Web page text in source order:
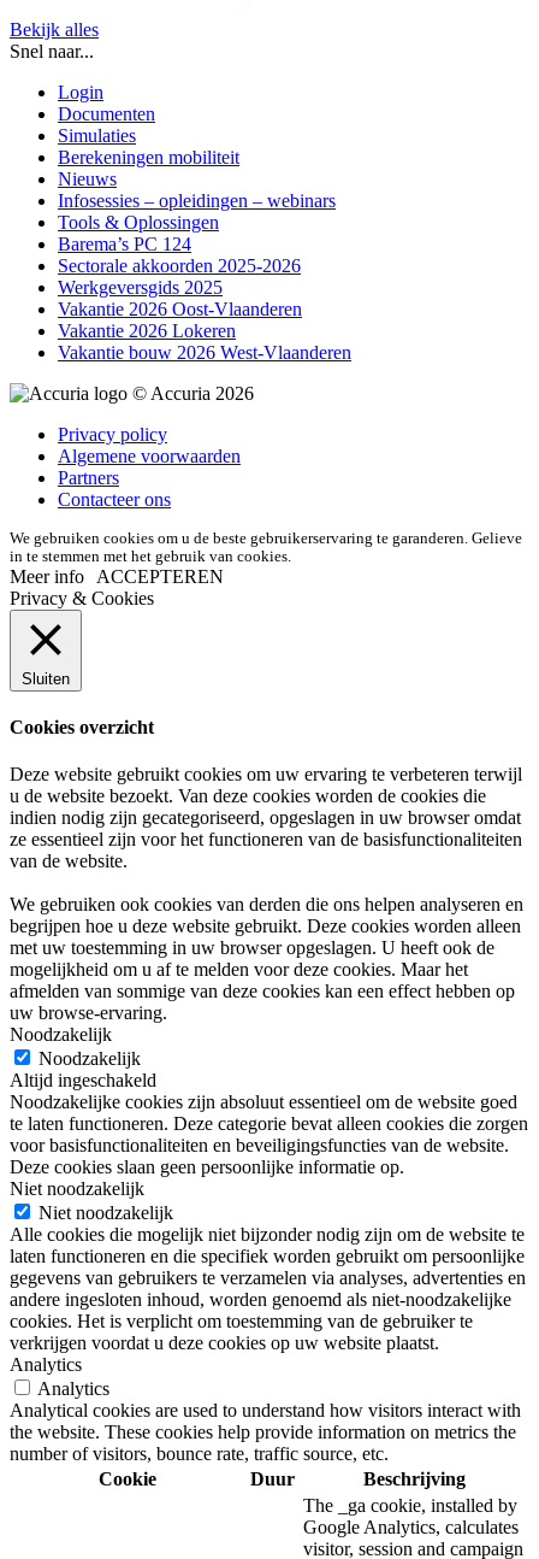
Bekijk alles
Snel naar...
Login
Documenten
Simulaties
Berekeningen mobiliteit
Nieuws
Infosessies – opleidingen – webinars
Tools & Oplossingen
Barema’s PC 124
Sectorale akkoorden 2025-2026
Werkgeversgids 2025
Vakantie 2026 Oost-Vlaanderen
Vakantie 2026 Lokeren
Vakantie bouw 2026 West-Vlaanderen
© Accuria 2026
Privacy policy
Algemene voorwaarden
Partners
Contacteer ons
We gebruiken cookies om u de beste gebruikerservaring te garanderen. Gelieve
in te stemmen met het gebruik van cookies.
Meer info
ACCEPTEREN
Privacy & Cookies
Sluiten
Cookies overzicht
Deze website gebruikt cookies om uw ervaring te verbeteren terwijl
u de website bezoekt. Van deze cookies worden de cookies die
indien nodig zijn gecategoriseerd, opgeslagen in uw browser omdat
ze essentieel zijn voor het functioneren van de basisfunctionaliteiten
van de website.
We gebruiken ook cookies van derden die ons helpen analyseren en
begrijpen hoe u deze website gebruikt. Deze cookies worden alleen
met uw toestemming in uw browser opgeslagen. U heeft ook de
mogelijkheid om u af te melden voor deze cookies. Maar het
afmelden van sommige van deze cookies kan een effect hebben op
uw browse-ervaring.
Noodzakelijk
Noodzakelijk
Altijd ingeschakeld
Noodzakelijke cookies zijn absoluut essentieel om de website goed
te laten functioneren. Deze categorie bevat alleen cookies die zorgen
voor basisfunctionaliteiten en beveiligingsfuncties van de website.
Deze cookies slaan geen persoonlijke informatie op.
Niet noodzakelijk
Niet noodzakelijk
Alle cookies die mogelijk niet bijzonder nodig zijn om de website te
laten functioneren en die specifiek worden gebruikt om persoonlijke
gegevens van gebruikers te verzamelen via analyses, advertenties en
andere ingesloten inhoud, worden genoemd als niet-noodzakelijke
cookies. Het is verplicht om toestemming van de gebruiker te
verkrijgen voordat u deze cookies op uw website plaatst.
Analytics
Analytics
Analytical cookies are used to understand how visitors interact with
the website. These cookies help provide information on metrics the
number of visitors, bounce rate, traffic source, etc.
Cookie
Duur
Beschrijving
The _ga cookie, installed by
Google Analytics, calculates
visitor, session and campaign